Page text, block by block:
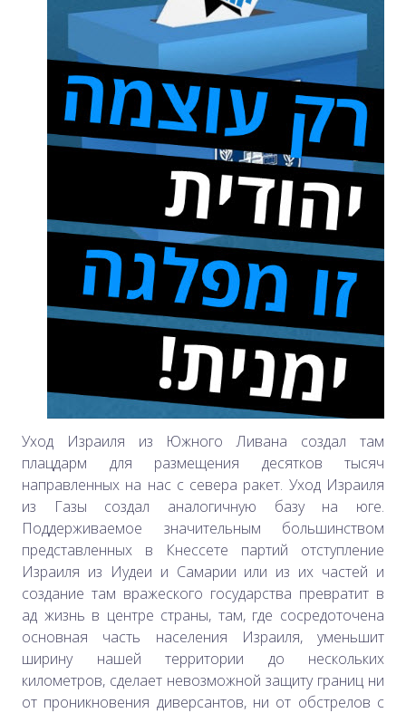
Уход Израиля из Южного Ливана создал там
плацдарм для размещения десятков тысяч
направленных на нас с севера ракет. Уход Израиля
из Газы создал аналогичную базу на юге.
Поддерживаемое значительным большинством
представленных в Кнессете партий отступление
Израиля из Иудеи и Самарии или из их частей и
создание там вражеского государства превратит в
ад жизнь в центре страны, там, где сосредоточена
основная часть населения Израиля, уменьшит
ширину нашей территории до нескольких
километров, сделает невозможной защиту границ ни
от проникновения диверсантов, ни от обстрелов с